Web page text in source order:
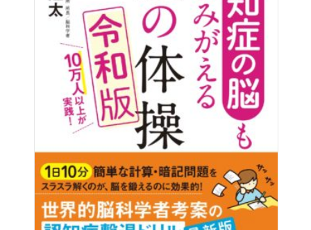
赤ちゃんも、栄養状態が悪くなると精神が不安定になり
グズったり夜泣きがおさまらなくなります。
心も体も、食べたものでできています。
命を誕生させる、最も大切な時期こそ、
正しい栄養の取り方を知り、
毎日の食事に取り入れてください」
と宗田先生。
・なかなか妊娠できない
・妊娠中体重が増えすぎてしまう
・血糖値に問題が出て検査にひっかかった
・赤ちゃんの夜泣き、グズリが激しい